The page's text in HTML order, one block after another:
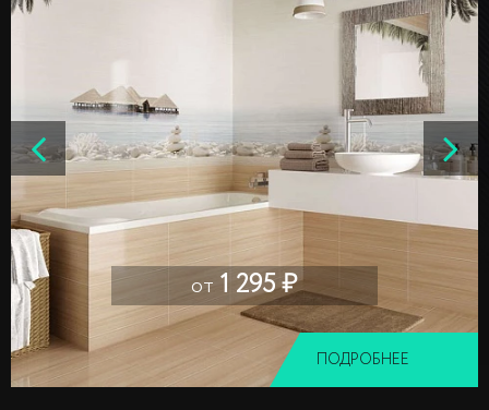
от 1 295 ₽
ПОДРОБНЕЕ